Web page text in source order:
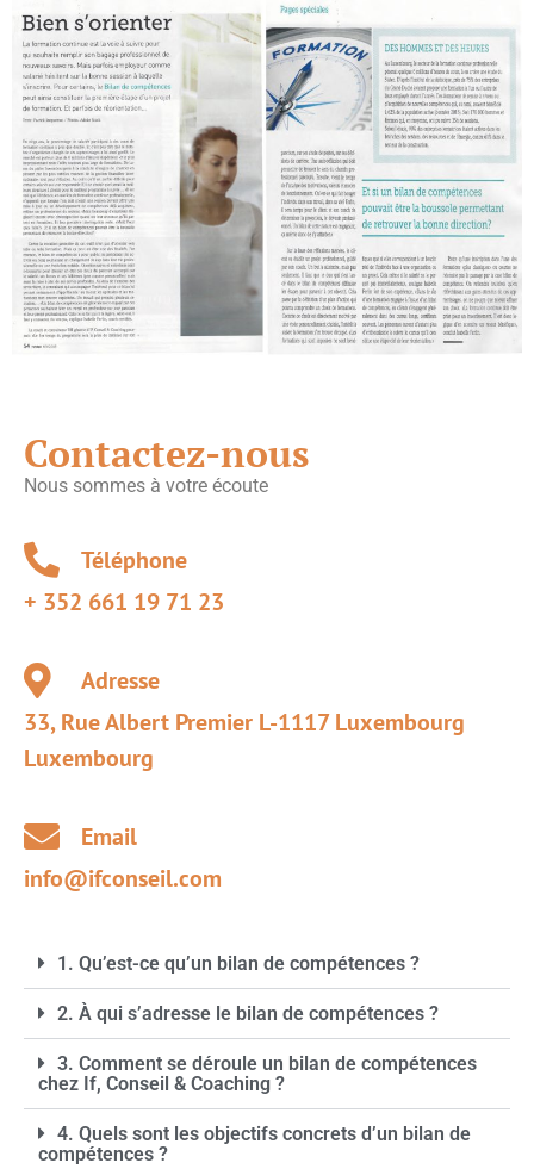
Contactez-nous
Nous sommes à votre écoute
Téléphone
+ 352 661 19 71 23
Adresse
33, Rue Albert Premier L-1117 Luxembourg
Luxembourg
Email
info@ifconseil.com
1. Qu’est-ce qu’un bilan de compétences ?
2. À qui s’adresse le bilan de compétences ?
3. Comment se déroule un bilan de compétences
chez If, Conseil & Coaching ?
4. Quels sont les objectifs concrets d’un bilan de
compétences ?